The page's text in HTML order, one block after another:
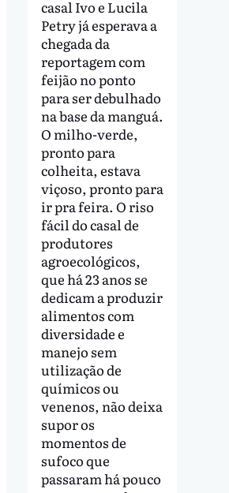
casal Ivo e Lucila
Petry já esperava a
chegada da
reportagem com
feijão no ponto
para ser debulhado
na base da manguá.
O milho-verde,
pronto para
colheita, estava
viçoso, pronto para
ir pra feira. O riso
fácil do casal de
produtores
agroecológicos,
que há 23 anos se
dedicam a produzir
alimentos com
diversidade e
manejo sem
utilização de
químicos ou
venenos, não deixa
supor os
momentos de
sufoco que
passaram há pouco